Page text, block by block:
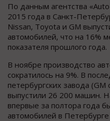
По данным агентства
2015 года в Санкт-
Nissan, Toyota и GM
автомобилей, что на 16%
показателя прошлого года.
В ноябре производство
сократилось на 9%. В
петербургских завода
выпустили 26 200 машин.
впервые за полтора года
автомобилей в